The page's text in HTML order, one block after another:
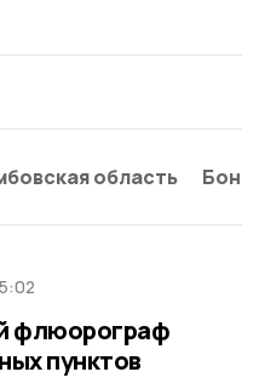
область
флюорограф
пунктов